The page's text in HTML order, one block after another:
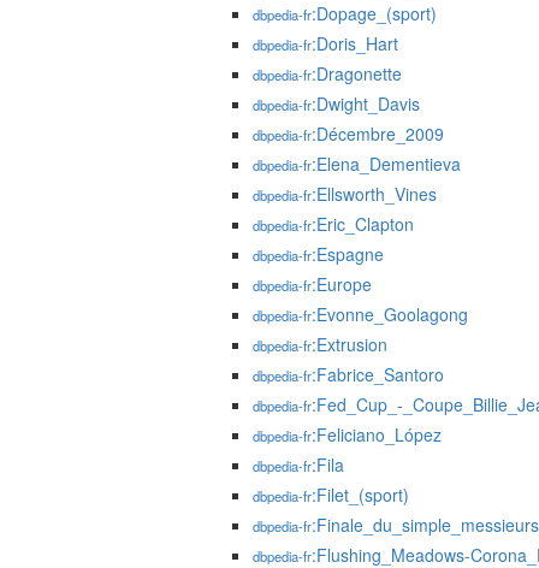
dbpedia-fr:Dopage_(sport)
dbpedia-fr:Doris_Hart
dbpedia-fr:Dragonette
dbpedia-fr:Dwight_Davis
dbpedia-fr:Décembre_2009
dbpedia-fr:Elena_Dementieva
dbpedia-fr:Ellsworth_Vines
dbpedia-fr:Eric_Clapton
dbpedia-fr:Espagne
dbpedia-fr:Europe
dbpedia-fr:Evonne_Goolagong
dbpedia-fr:Extrusion
dbpedia-fr:Fabrice_Santoro
dbpedia-fr:Fed_Cup_-
dbpedia-fr:Feliciano_López
dbpedia-fr:Fila
dbpedia-fr:Filet_(sport)
dbpedia-fr
dbpedia-fr:Flushing_Meadows-